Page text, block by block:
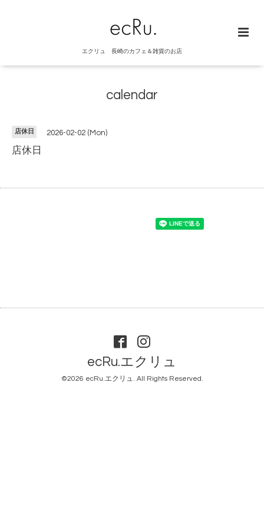
エクリュ 長崎のカフェ＆雑貨のお店
calendar
店休日 2026-02-02 (Mon)
店休日
ecRu.エクリュ
©2026 ecRu.エクリュ. All Rights Reserved.